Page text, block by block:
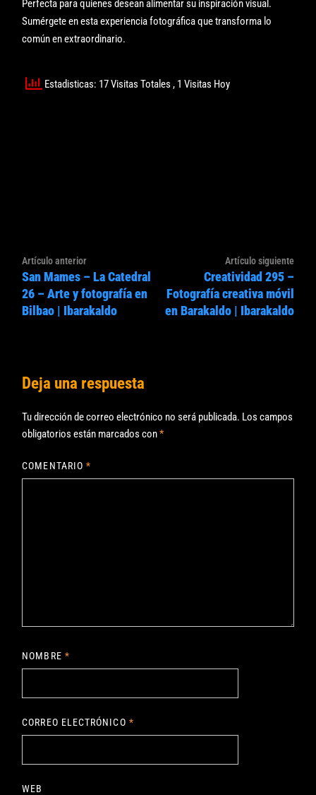
Perfecta para quienes desean alimentar su inspiración visual.
Sumérgete en esta experiencia fotográfica que transforma lo
común en extraordinario.
Estadisticas: 17 Visitas Totales, 1 Visitas Hoy
Navegación
de
entradas
Artículo anteriorArtículo
anterior:
San Mames – La Catedral
26 – Arte y fotografía en
Bilbao | Ibarakaldo
Artículo siguiente
Creatividad 295 –
Fotografía creativa móvil
en Barakaldo | Ibarakaldo
Deja una respuesta
Tu dirección de correo electrónico no será publicada. Los campos
obligatorios están marcados con*
COMENTARIO*
NOMBRE *
CORREO ELECTRÓNICO *
WEB